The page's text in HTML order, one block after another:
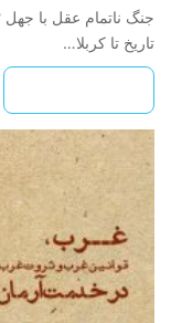
جنگ ناتمام عقل با
تاریخ تا کربلا…